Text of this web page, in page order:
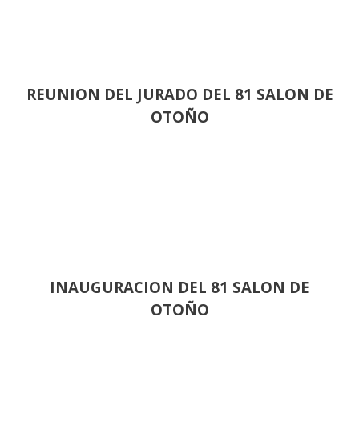
REUNION DEL JURADO DEL 81 SALON DE
OTOÑO
INAUGURACION DEL 81 SALON DE
OTOÑO